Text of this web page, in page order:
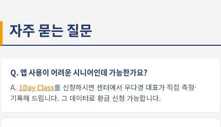
자주 묻는 질문
Q. 앱 사용이 어려운 시니어인데 가능한가요?
A. 1Day Class를 신청하시면 센터에서 우다경 대표가 직접 측정·
기록해 드립니다. 그 데이터로 환급 신청 가능합니다.